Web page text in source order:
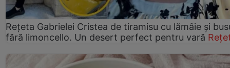
Rețeta Gabrielei Cristea de tiramisu cu lămâie și
fără limoncello. Un desert perfect pentru vară